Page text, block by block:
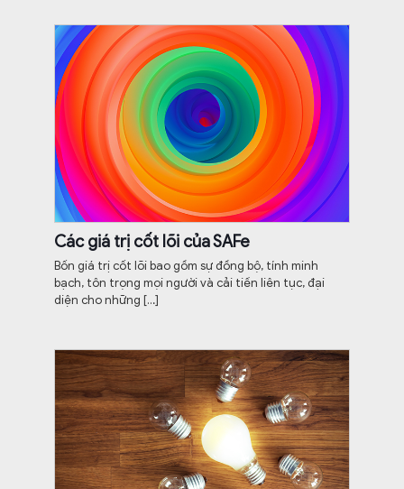
Các giá trị cốt lõi của SAFe
Bốn giá trị cốt lõi bao gồm sự đồng bộ, tính minh
bạch, tôn trọng mọi người và cải tiến liên tục, đại
diện cho những […]